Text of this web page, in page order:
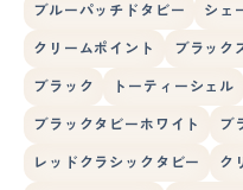
ブルーパッチドタビー シェ
クリームポイント ブラック
ブラック トーティーシェル
ブラックタビーホワイト ブ
レッドクラシックタビー ク